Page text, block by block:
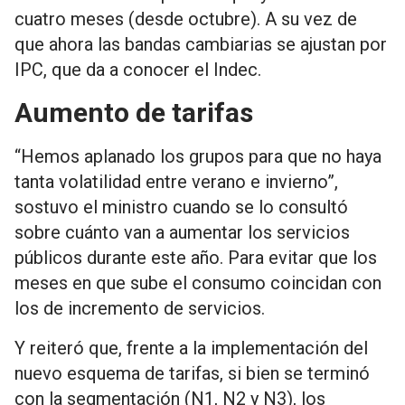
cuatro meses (desde octubre). A su vez de
que ahora las bandas cambiarias se ajustan por
IPC, que da a conocer el Indec.
Aumento de tarifas
“Hemos aplanado los grupos para que no haya
tanta volatilidad entre verano e invierno”,
sostuvo el ministro cuando se lo consultó
sobre cuánto van a aumentar los servicios
públicos durante este año. Para evitar que los
meses en que sube el consumo coincidan con
los de incremento de servicios.
Y reiteró que, frente a la implementación del
nuevo esquema de tarifas, si bien se terminó
con la segmentación (N1, N2 y N3), los